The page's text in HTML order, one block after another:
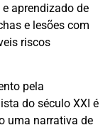
aprendizado de
e lesões com
riscos
pela
do século XXI é
uma narrativa de